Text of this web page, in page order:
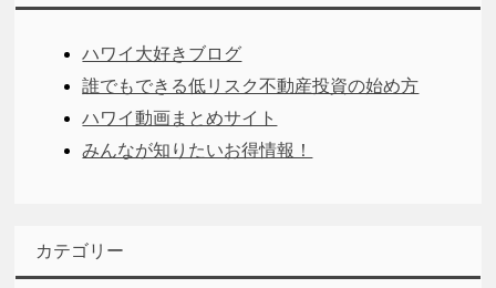
ハワイ大好きブログ
誰でもできる低リスク不動産投資の始め方
ハワイ動画まとめサイト
みんなが知りたいお得情報！
カテゴリー